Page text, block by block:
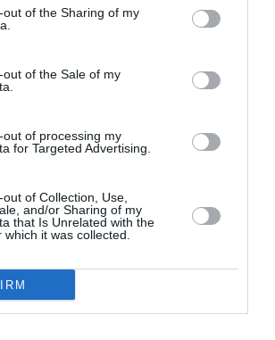
out of the Sharing of my
out of the Sale of my
out of processing my
for Targeted Advertising.
of Collection, Use,
and/or Sharing of my
that Is Unrelated with the
it was collected.
ένας πολιτισμός
δεύτερης
εβδομάδας | 6-12